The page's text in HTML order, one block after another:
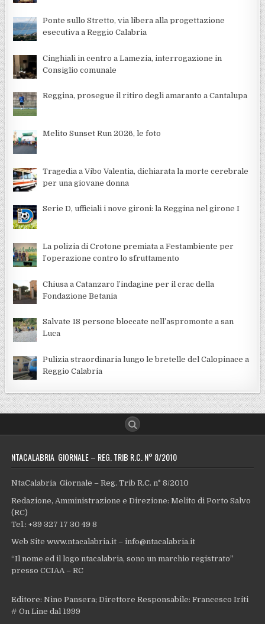
Ponte sullo Stretto, via libera alla progettazione
esecutiva a Reggio Calabria
Cinghiali in centro a Lamezia, interrogazione in
Consiglio comunale
Reggina, prosegue il ritiro degli amaranto a Cantalupa
Melito Sunset Run 2026, le foto
Tragedia a Vibo Valentia, dichiarata la morte cerebrale
per una giovane donna
Serie D, ufficiali i nove gironi: la Reggina nel girone I
La polizia di Crotone premiata a Festambiente per
l’operazione contro lo sfruttamento
Chiusa a Catanzaro l’indagine per il crac della
Fondazione Betania
Salvate 18 persone bloccate nell’aspromonte a san
Luca
Pulizia straordinaria lungo le bretelle del Calopinace a
Reggio Calabria
NTACALABRIA GIORNALE – REG. TRIB R.C. N° 8/2010
NtaCalabria Giornale – Reg. Trib R.C. n° 8/2010
Redazione, Amministrazione e Direzione: Melito di Porto Salvo
(RC)
Tel.: +39 327 17 30 49 8
Web Site www.ntacalabria.it – info@ntacalabria.it
“Il nome ed il logo ntacalabria, sono un marchio registrato”
presso CCIAA – RC
Editore: Nino Pansera; Direttore Responsabile: Francesco Iriti
# On Line dal 1999